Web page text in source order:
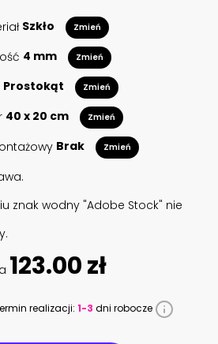
Szkło Zmień
4 mm Zmień
Prostokąt Zmień
40 x 20 cm Zmień
Brak Zmień
znak wodny "Adobe Stock" nie
123.00 zł
realizacji: 1-3 dni robocze